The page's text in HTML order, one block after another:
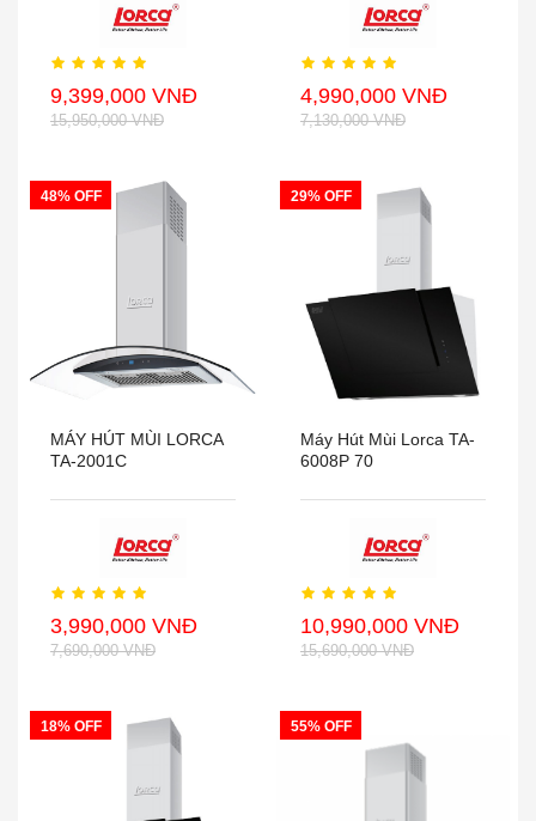
9,399,000 VNĐ
15,950,000 VNĐ
4,990,000 VNĐ
7,130,000 VNĐ
48% OFF
MÁY HÚT MÙI LORCA
TA-2001C
3,990,000 VNĐ
7,690,000 VNĐ
29% OFF
Máy Hút Mùi Lorca TA-
6008P 70
10,990,000 VNĐ
15,690,000 VNĐ
18% OFF 55% OFF